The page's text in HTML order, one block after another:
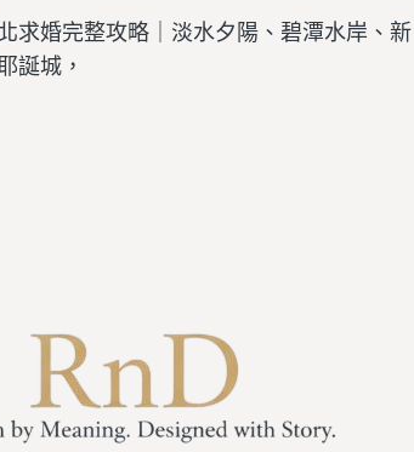
求婚完整攻略｜淡水夕陽、碧潭水岸、新
誕城，